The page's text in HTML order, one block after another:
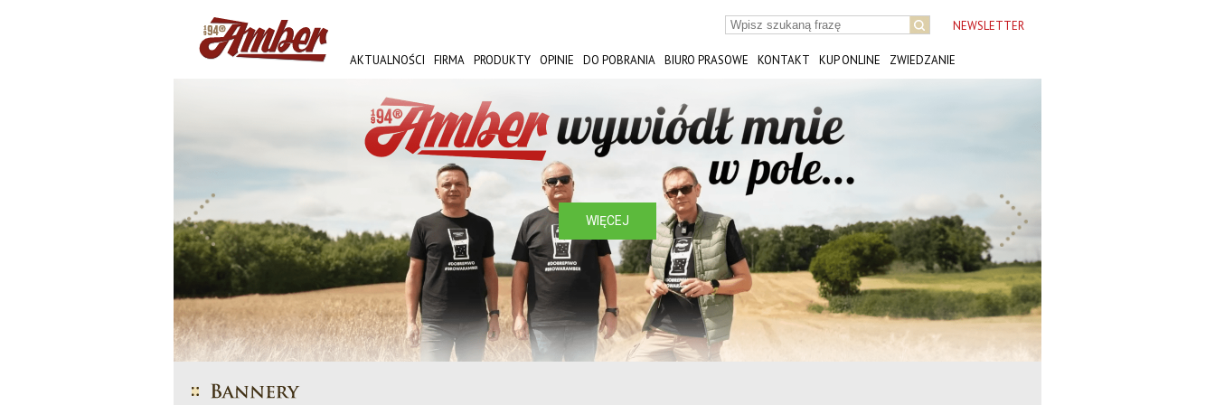
NEWSLETTER
AKTUALNOŚCI FIRMA PRODUKTY OPINIE DO POBRANIA BIURO PRASOWE KONTAKT KUP ONLINE ZWIEDZANIE
AMBER FEST
WIĘCEJ